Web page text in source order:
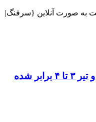
از {سه|3|2|4} ساعت به صورت آنلاین {سرفنگ|
*چرا قبض آب و برق خرداد و تیر ۳ تا ۴ برابر شده